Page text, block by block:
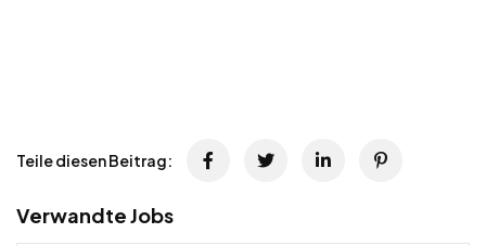
Teile diesen Beitrag:
Verwandte Jobs